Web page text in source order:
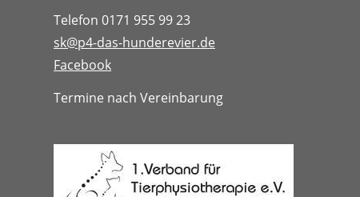
Telefon 0171 955 99 23
sk@p4-das-hunderevier.de
Facebook
Termine nach Vereinbarung